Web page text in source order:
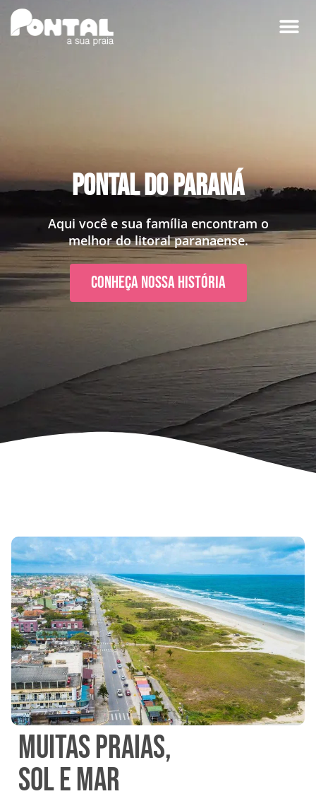
Pontal do Paraná
Aqui você e sua família encontram o
melhor do litoral paranaense.
Conheça nossa História
Muitas praias,
sol e mar